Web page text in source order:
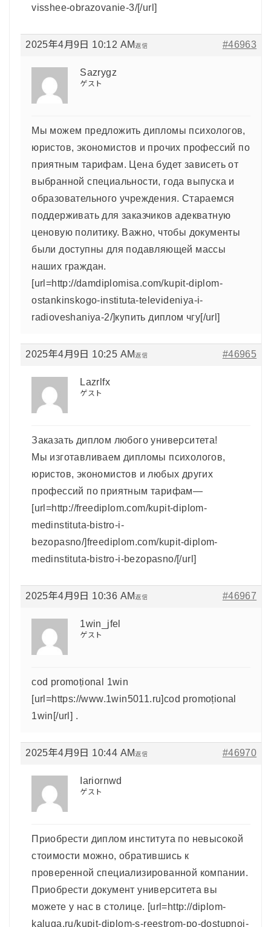
visshee-obrazovanie-3/[/url]
2025年4月9日 10:12 AM #46963
返信
Sazrygz
ゲスト
Мы можем предложить дипломы психологов,
юристов, экономистов и прочих профессий по
приятным тарифам. Цена будет зависеть от
выбранной специальности, года выпуска и
образовательного учреждения. Стараемся
поддерживать для заказчиков адекватную
ценовую политику. Важно, чтобы документы
были доступны для подавляющей массы
наших граждан.
[url=http://damdiplomisa.com/kupit-diplom-
ostankinskogo-instituta-televideniya-i-
radioveshaniya-2/]купить диплом чгу[/url]
2025年4月9日 10:25 AM #46965
返信
Lazrlfx
ゲスト
Заказать диплом любого университета!
Мы изготавливаем дипломы психологов,
юристов, экономистов и любых других
профессий по приятным тарифам—
[url=http://freediplom.com/kupit-diplom-
medinstituta-bistro-i-
bezopasno/]freediplom.com/kupit-diplom-
medinstituta-bistro-i-bezopasno/[/url]
2025年4月9日 10:36 AM #46967
返信
1win_jfel
ゲスト
cod promoțional 1win
[url=https://www.1win5011.ru]cod promoțional
1win[/url] .
2025年4月9日 10:44 AM #46970
返信
Iariornwd
ゲスト
Приобрести диплом института по невысокой
стоимости можно, обратившись к
проверенной специализированной компании.
Приобрести документ университета вы
можете у нас в столице. [url=http://diplom-
kaluga.ru/kupit-diplom-s-reestrom-po-dostupnoj-